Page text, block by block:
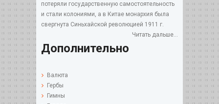
потеряли государственную самостоятельность
и стали колониями, а в Китае монархия была
свергнута Синьхайской революцией 1911 г.
Читать дальше...
Дополнительно
Валюта
Гербы
Гимны